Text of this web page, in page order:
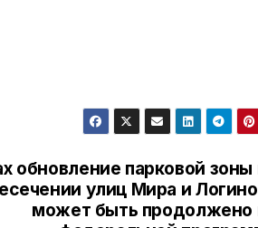
обновление парковой зоны
улиц Мира и
может быть продолжено